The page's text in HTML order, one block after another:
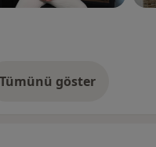
Tümünü gösterdeneyim hakkında